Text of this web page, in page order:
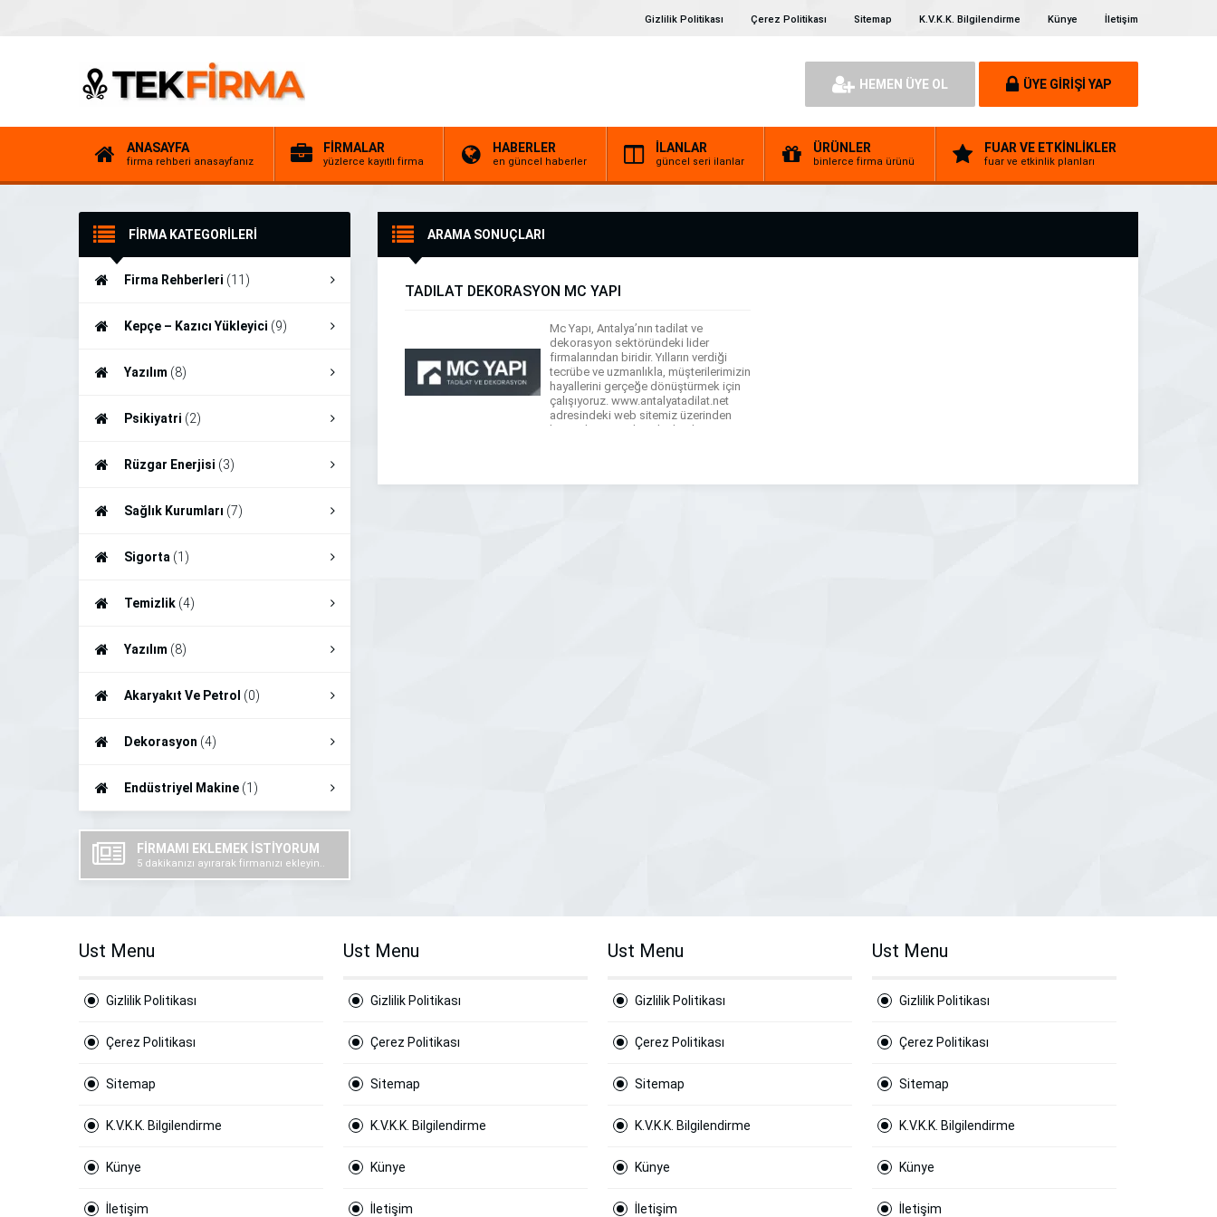
Gizlilik Politikası Çerez Politikası Sitemap K.V.K.K. Bilgilendirme Künye İletişim
HEMEN ÜYE OL ÜYE GİRİŞİ YAP
ANASAYFA
firma rehberi anasayfanız
FİRMALAR
yüzlerce kayıtlı firma
HABERLER
en güncel haberler
İLANLAR
güncel seri ilanlar
ÜRÜNLER
binlerce firma ürünü
FUAR VE ETKİNLİKLER
fuar ve etkinlik planları
FİRMA KATEGORİLERİ
Firma Rehberleri (11)
Kepçe – Kazıcı Yükleyici (9)
Yazılım (8)
Psikiyatri (2)
Rüzgar Enerjisi (3)
Sağlık Kurumları (7)
Sigorta (1)
Temizlik (4)
Yazılım (8)
Akaryakıt Ve Petrol (0)
Dekorasyon (4)
Endüstriyel Makine (1)
FİRMAMI EKLEMEK İSTİYORUM
5 dakikanızı ayırarak firmanızı ekleyin..
ARAMA SONUÇLARI
TADİLAT DEKORASYON MC YAPI
Mc Yapı, Antalya’nın tadilat ve
dekorasyon sektöründeki lider
firmalarından biridir. Yılların verdiği
tecrübe ve uzmanlıkla, müşterilerimizin
hayallerini gerçeğe dönüştürmek için
çalışıyoruz. www.antalyatadilat.net
adresindeki web sitemiz üzerinden
hizmetlerimize detaylı olarak
,gibi hizmetlerimizle ev ve iş yerlerinizi
Ust Menu
Gizlilik Politikası
Çerez Politikası
Sitemap
K.V.K.K. Bilgilendirme
Künye
İletişim
Ust Menu
Gizlilik Politikası
Çerez Politikası
Sitemap
K.V.K.K. Bilgilendirme
Künye
İletişim
Ust Menu
Gizlilik Politikası
Çerez Politikası
Sitemap
K.V.K.K. Bilgilendirme
Künye
İletişim
Ust Menu
Gizlilik Politikası
Çerez Politikası
Sitemap
K.V.K.K. Bilgilendirme
Künye
İletişim